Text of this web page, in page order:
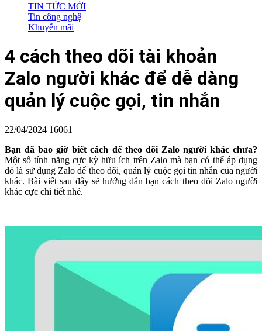
TIN TỨC MỚI
Tin công nghệ
Khuyến mãi
4 cách theo dõi tài khoản
Zalo người khác để dễ dàng
quản lý cuộc gọi, tin nhắn
22/04/2024 16061
Bạn đã bao giờ biết cách để theo dõi Zalo người khác chưa?
Một số tính năng cực kỳ hữu ích trên Zalo mà bạn có thể áp dụng
đó là sử dụng Zalo để theo dõi, quản lý cuộc gọi tin nhắn của người
khác. Bài viết sau đây sẽ hướng dẫn bạn cách theo dõi Zalo người
khác cực chi tiết nhé.